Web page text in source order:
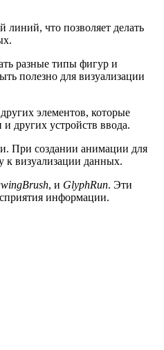
что позволяет делать
разные типы фигур и
полезно для визуализации
элементов, которые
других устройств ввода.
При создании анимации для
к визуализации данных.
, и GlyphRun. Эти
информации.